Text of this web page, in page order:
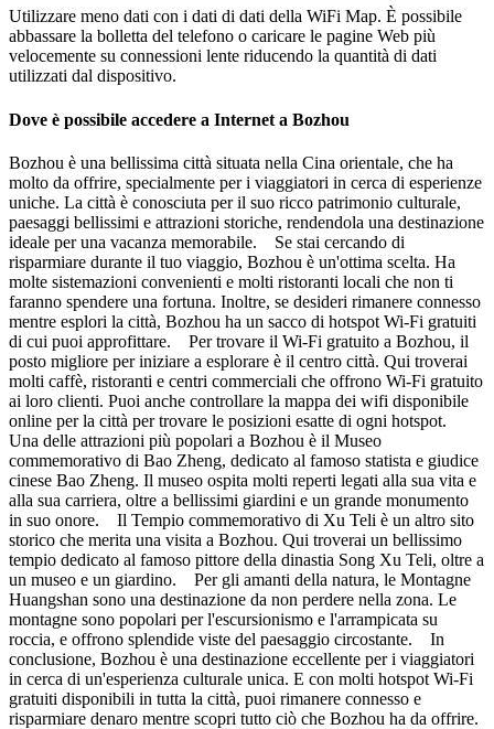
Utilizzare meno dati con i dati di dati della WiFi Map. È possibile
abbassare la bolletta del telefono o caricare le pagine Web più
velocemente su connessioni lente riducendo la quantità di dati
utilizzati dal dispositivo.
Dove è possibile accedere a Internet a Bozhou
Bozhou è una bellissima città situata nella Cina orientale, che ha
molto da offrire, specialmente per i viaggiatori in cerca di esperienze
uniche. La città è conosciuta per il suo ricco patrimonio culturale,
paesaggi bellissimi e attrazioni storiche, rendendola una destinazione
ideale per una vacanza memorabile. Se stai cercando di
risparmiare durante il tuo viaggio, Bozhou è un'ottima scelta. Ha
molte sistemazioni convenienti e molti ristoranti locali che non ti
faranno spendere una fortuna. Inoltre, se desideri rimanere connesso
mentre esplori la città, Bozhou ha un sacco di hotspot Wi-Fi gratuiti
di cui puoi approfittare. Per trovare il Wi-Fi gratuito a Bozhou, il
posto migliore per iniziare a esplorare è il centro città. Qui troverai
molti caffè, ristoranti e centri commerciali che offrono Wi-Fi gratuito
ai loro clienti. Puoi anche controllare la mappa dei wifi disponibile
online per la città per trovare le posizioni esatte di ogni hotspot.
Una delle attrazioni più popolari a Bozhou è il Museo
commemorativo di Bao Zheng, dedicato al famoso statista e giudice
cinese Bao Zheng. Il museo ospita molti reperti legati alla sua vita e
alla sua carriera, oltre a bellissimi giardini e un grande monumento
in suo onore. Il Tempio commemorativo di Xu Teli è un altro sito
storico che merita una visita a Bozhou. Qui troverai un bellissimo
tempio dedicato al famoso pittore della dinastia Song Xu Teli, oltre a
un museo e un giardino. Per gli amanti della natura, le Montagne
Huangshan sono una destinazione da non perdere nella zona. Le
montagne sono popolari per l'escursionismo e l'arrampicata su
roccia, e offrono splendide viste del paesaggio circostante. In
conclusione, Bozhou è una destinazione eccellente per i viaggiatori
in cerca di un'esperienza culturale unica. E con molti hotspot Wi-Fi
gratuiti disponibili in tutta la città, puoi rimanere connesso e
risparmiare denaro mentre scopri tutto ciò che Bozhou ha da offrire.